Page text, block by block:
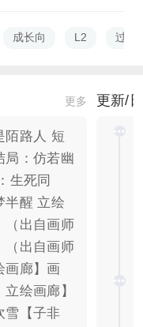
成长向 L2 过审
更多
陌路人 短
局：仿若幽
生死同
半醒 立绘
（出自画师
（出自画师
画廊】画
绘画廊】
雪【子非
更新/